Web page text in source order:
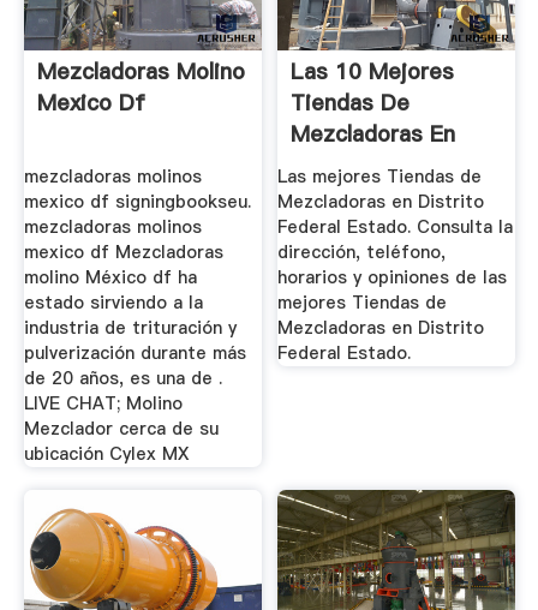
Mezcladoras Molino
Mexico Df
mezcladoras molinos
mexico df signingbookseu.
mezcladoras molinos
mexico df Mezcladoras
molino México df ha
estado sirviendo a la
industria de trituración y
pulverización durante más
de 20 años, es una de .
LIVE CHAT; Molino
Mezclador cerca de su
ubicación Cylex MX
Las 10 Mejores
Tiendas De
Mezcladoras En
Distrito Federal ...
Las mejores Tiendas de
Mezcladoras en Distrito
Federal Estado. Consulta la
dirección, teléfono,
horarios y opiniones de las
mejores Tiendas de
Mezcladoras en Distrito
Federal Estado.